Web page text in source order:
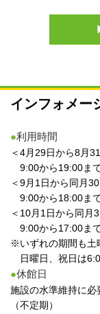
インフォメー
●利用時間
＜4月29日から8月
9:00から19:00ま
＜9月1日から同月
9:00から18:00ま
＜10月1日から同月
9:00から17:00ま
※いずれの期間も土
日曜日、祝日は
●休館日
施設の水準維持に必
（不定期）